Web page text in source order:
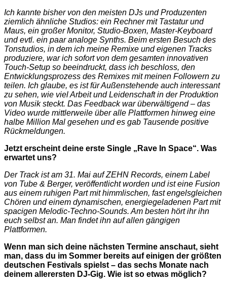
Ich kannte bisher von den meisten DJs und Produzenten
ziemlich ähnliche Studios: ein Rechner mit Tastatur und
Maus, ein großer Monitor, Studio-Boxen, Master-Keyboard
und evtl. ein paar analoge Synths. Beim ersten Besuch des
Tonstudios, in dem ich meine Remixe und eigenen Tracks
produziere, war ich sofort von dem gesamten innovativen
Touch-Setup so beeindruckt, dass ich beschloss, den
Entwicklungsprozess des Remixes mit meinen Followern zu
teilen. Ich glaube, es ist für Außenstehende auch interessant
zu sehen, wie viel Arbeit und Leidenschaft in der Produktion
von Musik steckt. Das Feedback war überwältigend – das
Video wurde mittlerweile über alle Plattformen hinweg eine
halbe Million Mal gesehen und es gab Tausende positive
Rückmeldungen.
Jetzt erscheint deine erste Single „Rave In Space“. Was
erwartet uns?
Der Track ist am 31. Mai auf ZEHN Records, einem Label
von Tube & Berger, veröffentlicht worden und ist eine Fusion
aus einem ruhigen Part mit himmlischen, fast engelsgleichen
Chören und einem dynamischen, energiegeladenen Part mit
spacigen Melodic-Techno-Sounds. Am besten hört ihr ihn
euch selbst an. Man findet ihn auf allen gängigen
Plattformen.
Wenn man sich deine nächsten Termine anschaut, sieht
man, dass du im Sommer bereits auf einigen der größten
deutschen Festivals spielst – das sechs Monate nach
deinem allerersten DJ-Gig. Wie ist so etwas möglich?